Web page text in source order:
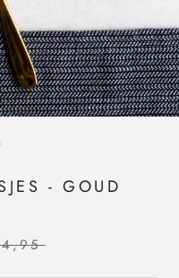
- GOUD